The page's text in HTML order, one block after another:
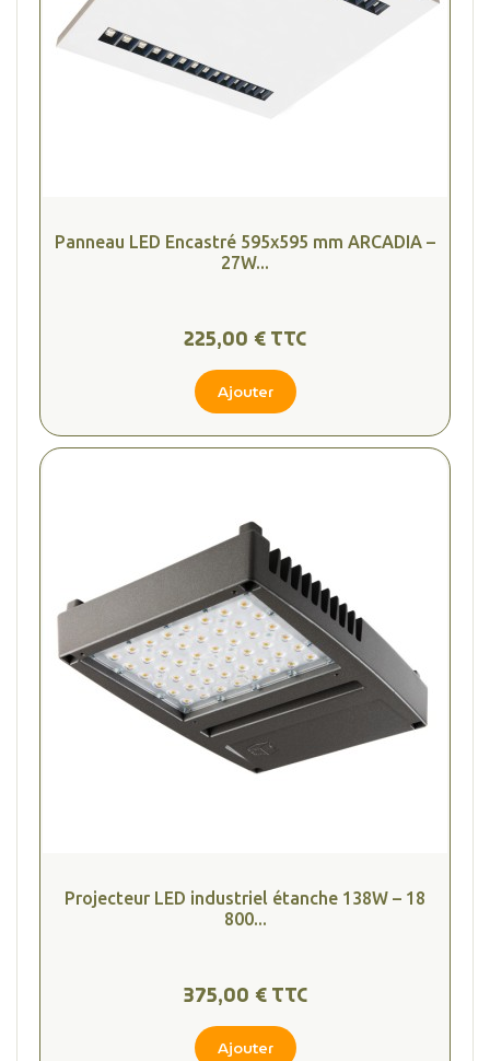
Panneau LED Encastré 595x595 mm ARCADIA –
27W...
225,00 € TTC
Ajouter
Projecteur LED industriel étanche 138W – 18
800...
375,00 € TTC
Ajouter